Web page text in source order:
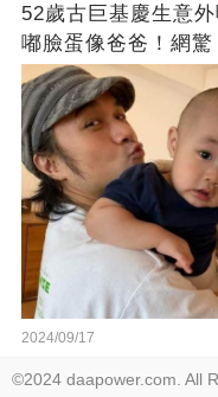
52歲古巨基慶生意
嘟臉蛋像爸爸！網
2024/09/17
©2024 daapower.com. All